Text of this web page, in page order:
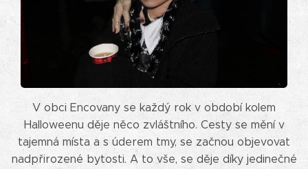
V obci Encovany se každý rok v období kolem
Halloweenu děje něco zvláštního. Cesty se mění v
tajemná místa a s úderem tmy, se začnou objevovat
nadpřirozené bytosti. A to vše, se děje díky jedinečné